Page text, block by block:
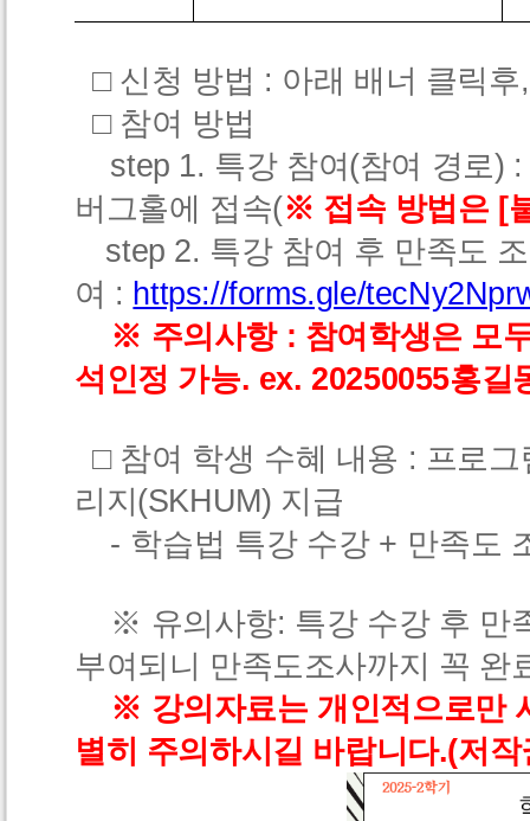
□ 신청 방법 : 아래 배너 클릭
□ 참여 방법
step 1. 특강 참여 (참여 경로) :
버그홀에 접속(※ 접속 방법은 [
step 2. 특강 참여 후 만족도
여 : https://forms.gle/
※ 주의사항 : 참여학생은 모
석인정 가능. ex. 20250055홍길
□ 참여 학생 수혜 내용 : 프로
리지 (SKHUM) 지급
- 학습법 특강 수강 + 만족도
※ 유의사항: 특강 수강 후 만
부여되니 만족도조사까지 꼭 완
※ 강의자료는 개인적으로만
별히 주의하시길 바랍니다.(저